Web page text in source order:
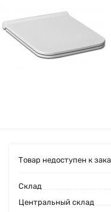
Товар недоступен к
Cклад
Центральный склад